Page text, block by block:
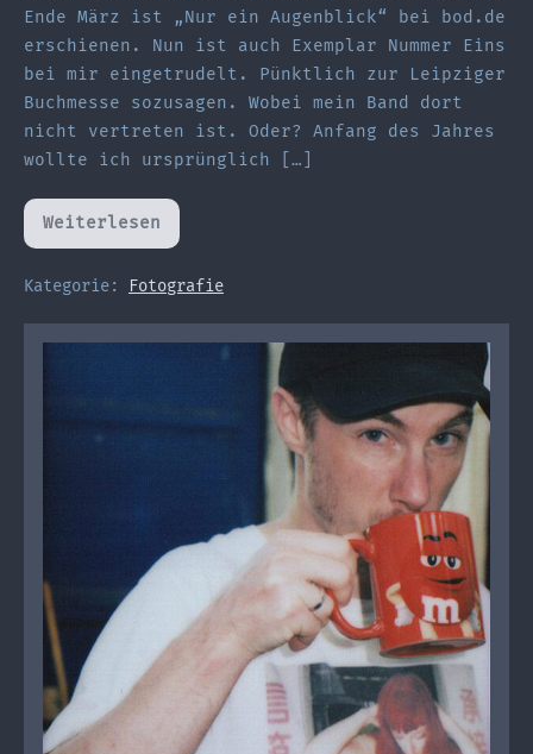
Ende März ist „Nur ein Augenblick“ bei bod.de
erschienen. Nun ist auch Exemplar Nummer Eins
bei mir eingetrudelt. Pünktlich zur Leipziger
Buchmesse sozusagen. Wobei mein Band dort
nicht vertreten ist. Oder? Anfang des Jahres
wollte ich ursprünglich […]
Weiterlesen
Nur
ein
Bildband
Kategorie: Fotografie